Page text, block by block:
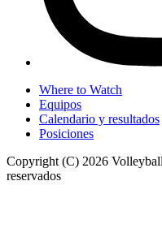
Where to Watch
Equipos
Calendario y resultados
Posiciones
Copyright (C) 2026
reservados